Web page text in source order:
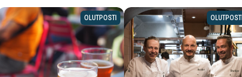
OLUTPOSTI OLUTPOSTI